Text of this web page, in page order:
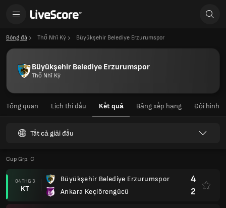
Bóng đá Thổ Nhĩ Kỳ Büyükşehir Belediye Erzurumspor
Büyükşehir Belediye Erzurumspor
Thổ Nhĩ Kỳ
Tổng quan Lịch thi đấu Kết quả Bảng xếp hạng Đội hình
Tất cả giải đấu
Cup Grp. C
04 THG 3
KT
Büyükşehir Belediye Erzurumspor
Ankara Keçiörengücü
4
2